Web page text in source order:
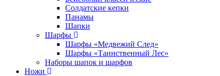
Солдатские кепки
Панамы
Шапки
Шарфы
Шарфы «Медвежий След»
Шарфы «Таинственный Лес»
Наборы шапок и шарфов
Ножи